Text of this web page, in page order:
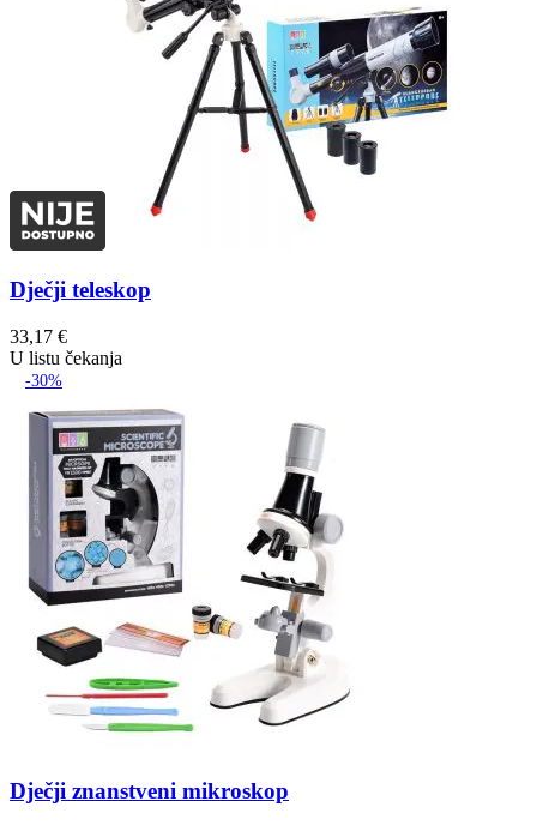
Dječji teleskop
33,17 €
U listu čekanja
-30%
Dječji znanstveni mikroskop